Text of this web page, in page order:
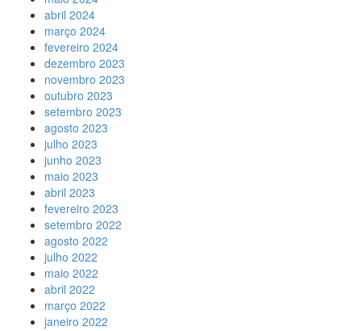
abril 2024
março 2024
fevereiro 2024
dezembro 2023
novembro 2023
outubro 2023
setembro 2023
agosto 2023
julho 2023
junho 2023
maio 2023
abril 2023
fevereiro 2023
setembro 2022
agosto 2022
julho 2022
maio 2022
abril 2022
março 2022
janeiro 2022